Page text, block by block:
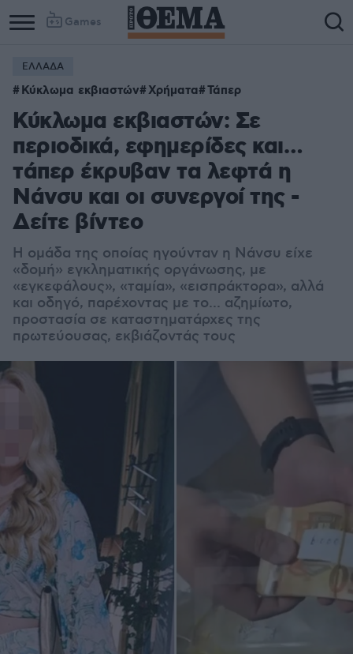
Games
ΕΛΛΑΔΑ
Κύκλωμα εκβιαστών Χρήματα Τάπερ
Κύκλωμα εκβιαστών: Σε
περιοδικά, εφημερίδες και…
τάπερ έκρυβαν τα λεφτά η
Νάνσυ και οι συνεργοί της -
Δείτε βίντεο
Η ομάδα της οποίας ηγούνταν η Νάνσυ είχε
«δομή» εγκληματικής οργάνωσης, με
«εγκεφάλους», «ταμία», «εισπράκτορα», αλλά
και οδηγό, παρέχοντας με το... αζημίωτο,
προστασία σε καταστηματάρχες της
πρωτεύουσας, εκβιάζοντάς τους